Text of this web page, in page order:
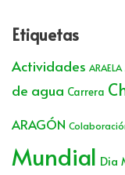
Etiquetas
Actividades ARAELA
de agua Carrera
ARAGÓN
Mundial Dia